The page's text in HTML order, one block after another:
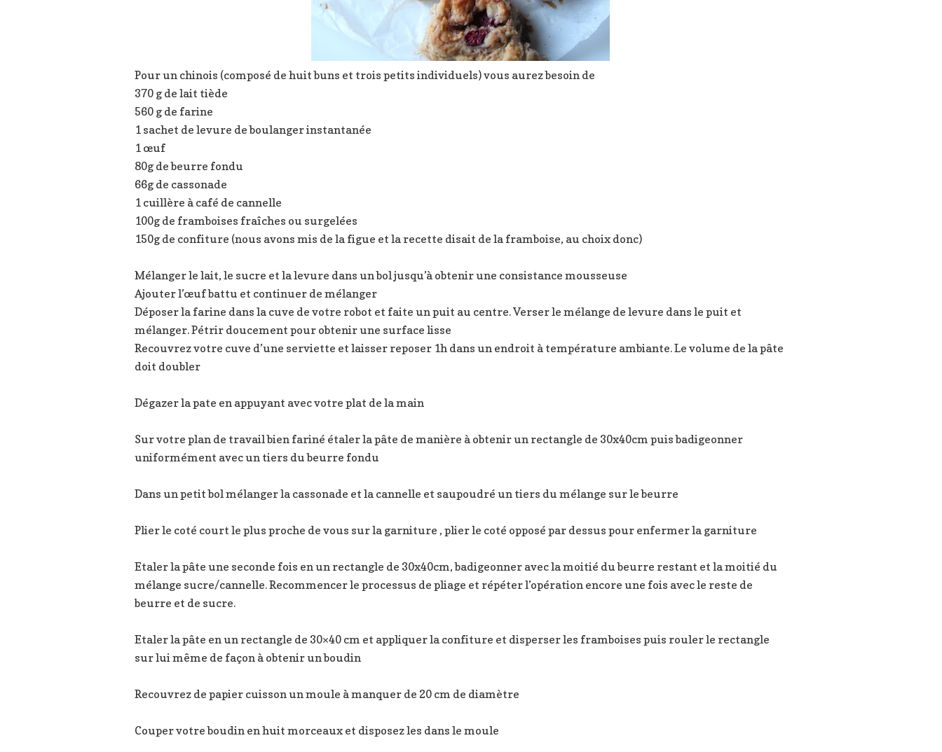
Pour un chinois (composé de huit buns et trois petits individuels) vous aurez besoin de
370 g de lait tiède
560 g de farine
1 sachet de levure de boulanger instantanée
1 œuf
80g de beurre fondu
66g de cassonade
1 cuillère à café de cannelle
100g de framboises fraîches ou surgelées
150g de confiture (nous avons mis de la figue et la recette disait de la framboise, au choix donc)
Mélanger le lait, le sucre et la levure dans un bol jusqu’à obtenir une consistance mousseuse
Ajouter l’œuf battu et continuer de mélanger
Déposer la farine dans la cuve de votre robot et faite un puit au centre. Verser le mélange de levure dans le puit et
mélanger. Pétrir doucement pour obtenir une surface lisse
Recouvrez votre cuve d’une serviette et laisser reposer 1h dans un endroit à température ambiante. Le volume de la pâte
doit doubler
Dégazer la pate en appuyant avec votre plat de la main
Sur votre plan de travail bien fariné étaler la pâte de manière à obtenir un rectangle de 30x40cm puis badigeonner
uniformément avec un tiers du beurre fondu
Dans un petit bol mélanger la cassonade et la cannelle et saupoudré un tiers du mélange sur le beurre
Plier le coté court le plus proche de vous sur la garniture , plier le coté opposé par dessus pour enfermer la garniture
Etaler la pâte une seconde fois en un rectangle de 30x40cm, badigeonner avec la moitié du beurre restant et la moitié du
mélange sucre/cannelle. Recommencer le processus de pliage et répéter l’opération encore une fois avec le reste de
beurre et de sucre.
Etaler la pâte en un rectangle de 30×40 cm et appliquer la confiture et disperser les framboises puis rouler le rectangle
sur lui même de façon à obtenir un boudin
Recouvrez de papier cuisson un moule à manquer de 20 cm de diamètre
Couper votre boudin en huit morceaux et disposez les dans le moule